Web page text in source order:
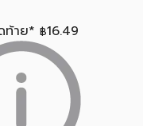
ท้าย* ฿16.49